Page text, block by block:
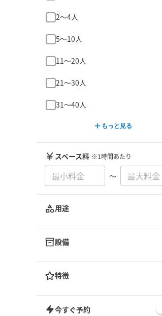
2〜4人
5〜10人
11〜20人
21〜30人
31〜40人
もっと見る
スペース料 ※1時間あたり
〜
用途
設備
特徴
今すぐ予約